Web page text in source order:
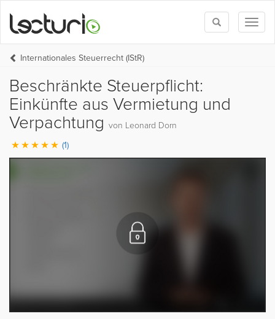
Toggle
search
Internationales Steuerrecht (IStR)
Beschränkte Steuerpflicht:
Einkünfte aus Vermietung und
Verpachtung von Leonard Dorn
(1)